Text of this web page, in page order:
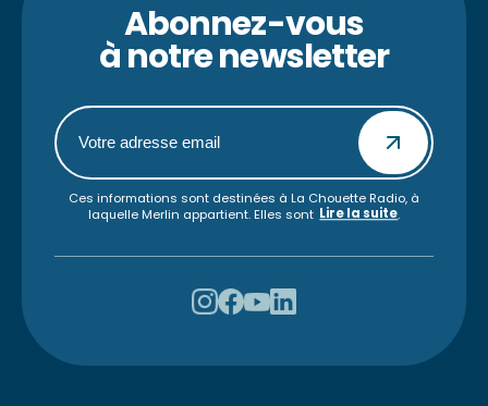
Abonnez-vous
à notre newsletter
Ces informations sont destinées à La Chouette Radio, à
laquelle Merlin appartient. Elles sont Lire la suite.